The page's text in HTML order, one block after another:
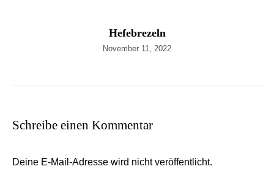
Hefebrezeln
November 11, 2022
Schreibe einen Kommentar
Deine E-Mail-Adresse wird nicht veröffentlicht.